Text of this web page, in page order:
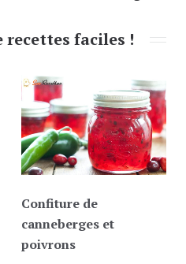
faciles !
Confiture de
canneberges et
poivrons